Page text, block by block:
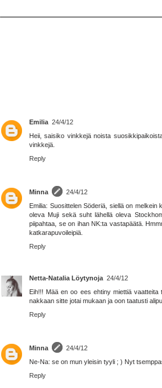
Emilia 24/4/12
Heii, saisiko vinkkejä noista
vinkkejä.
Reply
Minna
24/4/12
Emilia: Suosittelen Söderiä, siellä on
oleva Muji sekä suht lähellä oleva
piipahtaa, se on ihan NK:ta vastapäätä.
katkarapuvoileipiä.
Reply
Netta-Natalia Löytynoja 24/4/12
Eih!!! Mää en oo ees ehtiny miettiä
nakkaan sitte jotai mukaan ja oon taatusti
Reply
Minna
24/4/12
Ne-Na: se on mun yleisin tyyli ; ) Nyt
Reply